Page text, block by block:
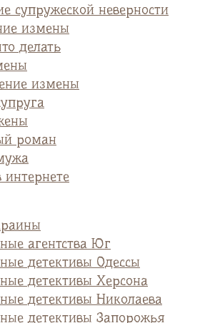
супружеской неверности
измены
делать
измены
роман
агентства Юг
детективы Одессы
детективы Херсона
детективы Николаева
детективы Запорожья